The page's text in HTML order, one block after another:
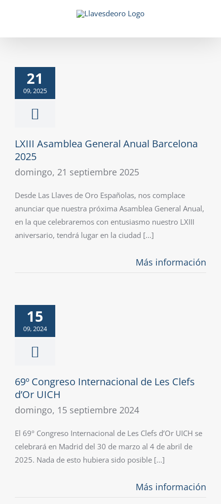
21
09, 2025
LXIII Asamblea General Anual Barcelona
2025
domingo, 21 septiembre 2025
Desde Las Llaves de Oro Españolas, nos complace
anunciar que nuestra próxima Asamblea General Anual,
en la que celebraremos con entusiasmo nuestro LXIII
aniversario, tendrá lugar en la ciudad [...]
Más información
15
09, 2024
69º Congreso Internacional de Les Clefs
d’Or UICH
domingo, 15 septiembre 2024
El 69º Congreso Internacional de Les Clefs d’Or UICH se
celebrará en Madrid del 30 de marzo al 4 de abril de
2025. Nada de esto hubiera sido posible [...]
Más información